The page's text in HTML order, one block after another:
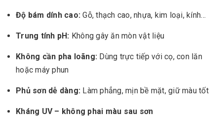
Độ bám dính cao: Gỗ, thạch cao, nhựa, kim loại, kính…
Trung tính pH: Không gây ăn mòn vật liệu
Không cần pha loãng: Dùng trực tiếp với cọ, con lăn
hoặc máy phun
Phủ sơn dễ dàng: Làm phẳng, mịn bề mặt, giữ màu tốt
Kháng UV – không phai màu sau sơn